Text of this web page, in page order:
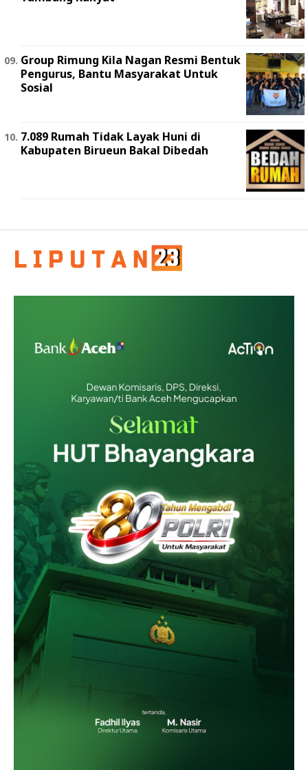
Group Rimung Kila Nagan Resmi Bentuk
Pengurus, Bantu Masyarakat Untuk
Sosial
7.089 Rumah Tidak Layak Huni di
Kabupaten Birueun Bakal Dibedah